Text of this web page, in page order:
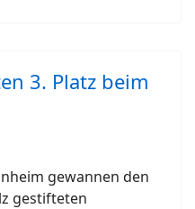
3. Platz beim
gewannen den
gestifteten